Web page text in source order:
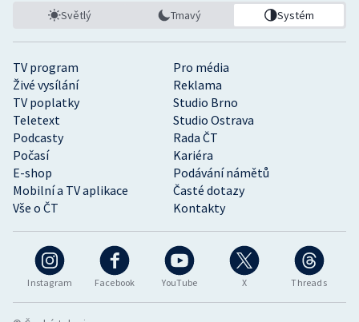
Instagram Facebook YouTube X Threads
TV program
Pro média
Živé vysílání
Reklama
TV poplatky
Studio Brno
Teletext
Studio Ostrava
Podcasty
Rada ČT
Počasí
Kariéra
E-shop
Podávání námětů
Mobilní a TV aplikace
Časté dotazy
Vše o ČT
Kontakty
Světlý Tmavý Systém